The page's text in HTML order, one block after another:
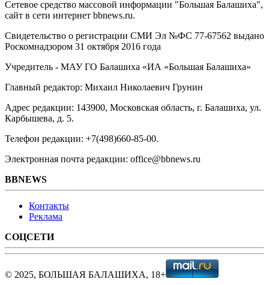
Сетевое средство массовой информации "Большая Балашиха",
сайт в сети интернет bbnews.ru.
Свидетельство о регистрации СМИ Эл №ФС ‎77-67562 выдано
Роскомнадзором 31 октября 2016 года
Учредитель - МАУ ГО Балашиха «ИА «Большая Балашиха»
Главный редактор: Михаил Николаевич Грунин
Адрес редакции: 143900, Московская область, г. Балашиха, ул.
Карбышева, д. 5.
Телефон редакции: +7(498)660-85-00.
Электронная почта редакции: office@bbnews.ru
BBNEWS
Контакты
Реклама
СОЦСЕТИ
© 2025, БОЛЬШАЯ БАЛАШИХА, 18+